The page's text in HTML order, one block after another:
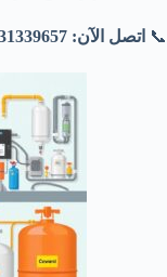
📞 اتصل الآن: 0531339657 – تدخل فوري قبل ما المشكلة تكبر